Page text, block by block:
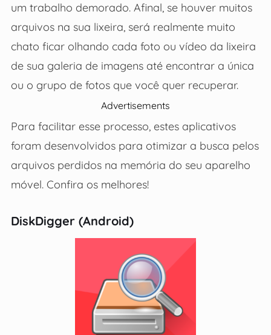
um trabalho demorado. Afinal, se houver muitos
arquivos na sua lixeira, será realmente muito
chato ficar olhando cada foto ou vídeo da lixeira
de sua galeria de imagens até encontrar a única
ou o grupo de fotos que você quer recuperar.
Advertisements
Para facilitar esse processo, estes aplicativos
foram desenvolvidos para otimizar a busca pelos
arquivos perdidos na memória do seu aparelho
móvel. Confira os melhores!
DiskDigger (Android)